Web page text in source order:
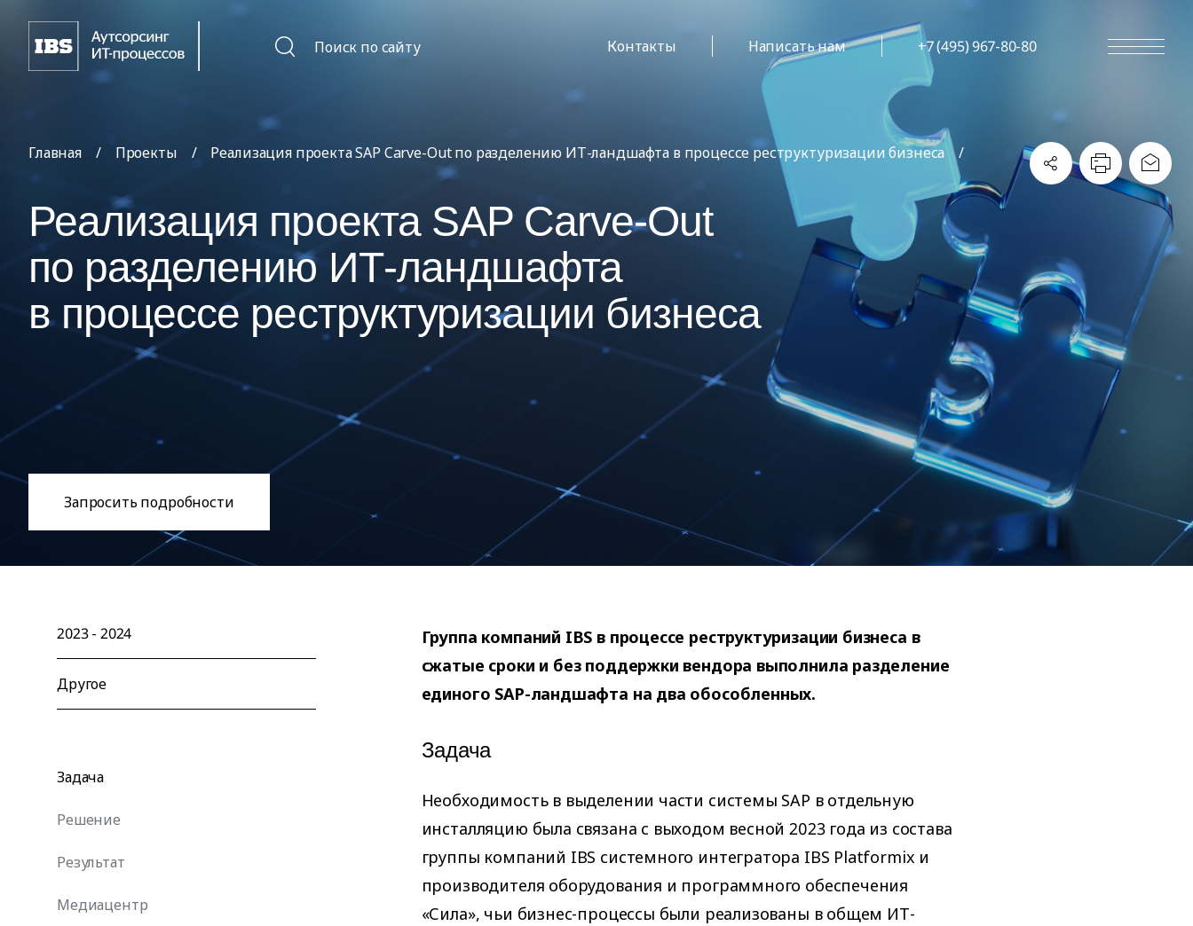
Поиск по сайту Контакты Написать нам +7 (495) 967-80-80
Главная / Проекты / Реализация проекта SAP Carve-Out по разделению ИТ-ландшафта в процессе реструктуризации бизнеса /
Реализация проекта SAP Carve-Out
по разделению ИТ-ландшафта
в процессе реструктуризации бизнеса
Запросить подробности
2023 - 2024
Другое
Задача
Решение
Результат
Медиацентр
Группа компаний IBS в процессе реструктуризации бизнеса в
сжатые сроки и без поддержки вендора выполнила разделение
единого SAP-ландшафта на два обособленных.
Задача
Необходимость в выделении части системы SAP в отдельную
инсталляцию была связана с выходом весной 2023 года из состава
группы компаний IBS системного интегратора IBS Platformix и
производителя оборудования и программного обеспечения
«Сила», чьи бизнес-процессы были реализованы в общем ИТ-